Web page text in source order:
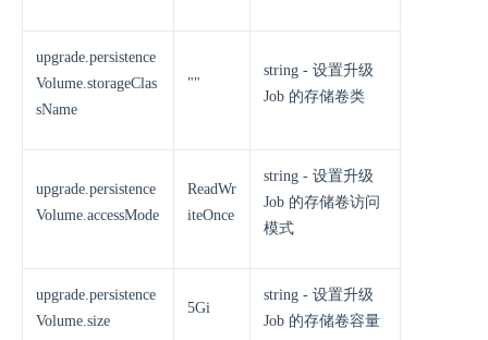
upgrade.persistence
Volume.storageClas
sName
""
string - 设置升级
Job 的存储卷类
upgrade.persistence
Volume.accessMode
ReadWr
iteOnce
string - 设置升级
Job 的存储卷访问
模式
upgrade.persistence
Volume.size
5Gi
string - 设置升级
Job 的存储卷容量